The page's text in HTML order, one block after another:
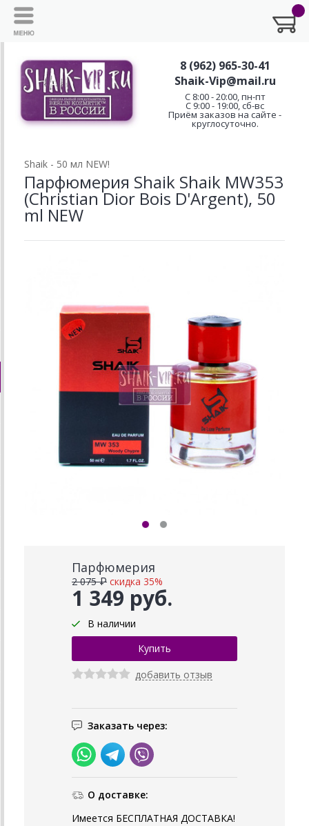
8 (962) 965-30-41
Shaik-Vip@mail.ru
C 8:00 - 20:00, пн-пт
С 9:00 - 19:00, сб-вс
Приём заказов на сайте -
круглосуточно.
Shaik - 50 мл NEW!
Парфюмерия Shaik Shaik MW353
(Christian Dior Bois D'Argent), 50
ml NEW
Парфюмерия
1 349 руб.
2 075 ₽ скидка 35%
В наличии
добавить отзыв
Заказать через:
О доставке:
Имеется БЕСПЛАТНАЯ ДОСТАВКА!